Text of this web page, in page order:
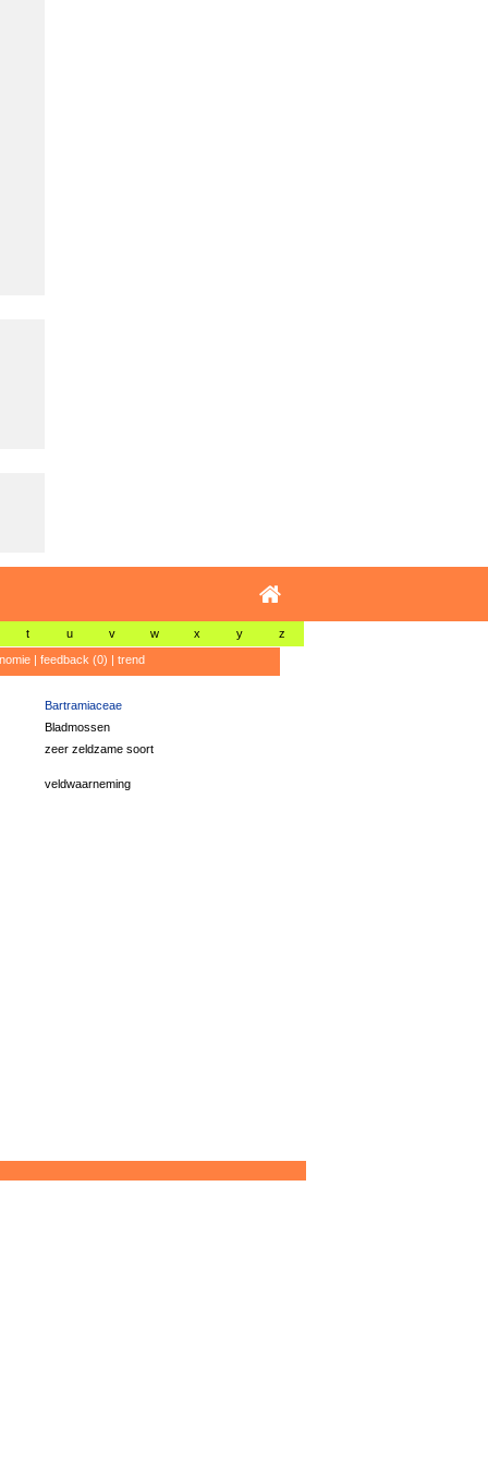
t u v w x y z
| feedback (0) | trend
Bartramiaceae
Bladmossen
zeer zeldzame soort
veldwaarneming